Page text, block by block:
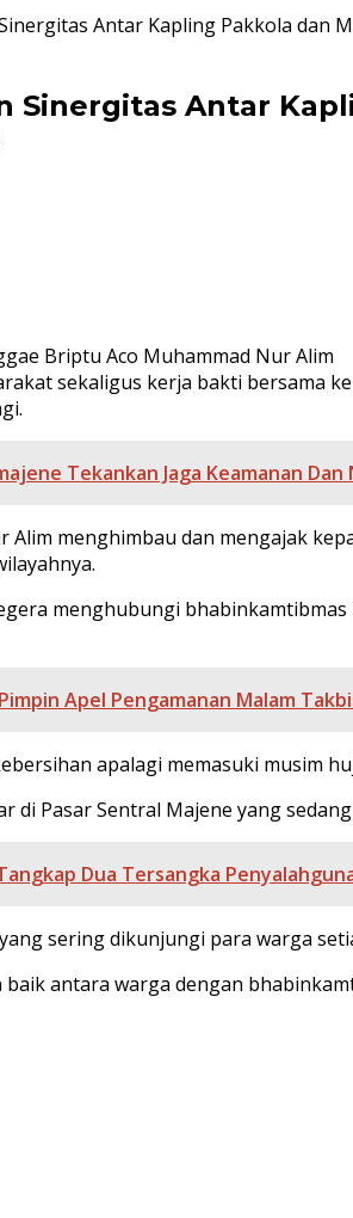
Antar Kapling Pakkola dan
Antar
Briptu Aco Muhammad Nur Alim
sekaligus kerja bakti bersama
Tekankan Jaga Keamanan
menghimbau dan mengajak
menghubungi
Apel Pengamanan Malam
apalagi memasuki musim
di Pasar Sentral Majene yang
Dua Tersangka
sering dikunjungi para warga
antara warga dengan